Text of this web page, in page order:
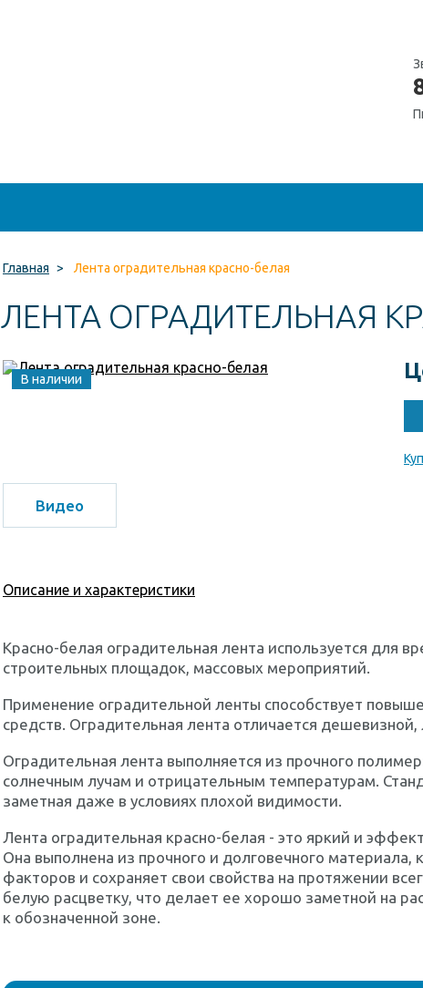
Главная > Лента оградительная красно-белая
ЛЕНТА ОГРАДИТЕЛЬНАЯ
В наличии
Видео
Описание и характеристики
Красно-белая оградительная лента используется для
строительных площадок, массовых мероприятий.
Применение оградительной ленты способствует
средств. Оградительная лента отличается
Оградительная лента выполняется из прочного
солнечным лучам и отрицательным температурам.
заметная даже в условиях плохой видимости.
Лента оградительная красно-белая - это яркий и
Она выполнена из прочного и долговечного
факторов и сохраняет свои свойства на протяжении
белую расцветку, что делает ее хорошо заметной на
к обозначенной зоне.